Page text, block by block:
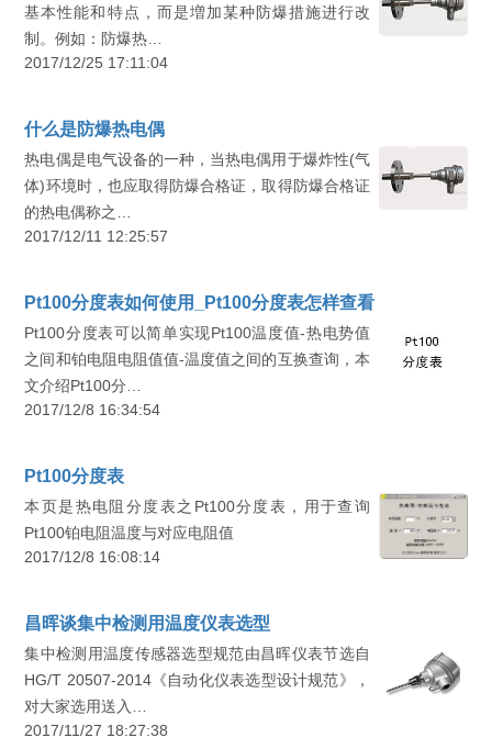
基本性能和特点，而是増加某种防爆措施进行改
制。例如：防爆热…
2017/12/25 17:11:04
什么是防爆热电偶
热电偶是电气设备的一种，当热电偶用于爆炸性(气
体)环境时，也应取得防爆合格证，取得防爆合格证
的热电偶称之…
2017/12/11 12:25:57
Pt100分度表如何使用_Pt100分度表怎样查看
Pt100分度表可以简单实现Pt100温度值-热电势值
之间和铂电阻电阻值值-温度值之间的互换查询，本
文介绍Pt100分…
2017/12/8 16:34:54
Pt100分度表
本页是热电阻分度表之Pt100分度表，用于查询
Pt100铂电阻温度与对应电阻值
2017/12/8 16:08:14
昌晖谈集中检测用温度仪表选型
集中检测用温度传感器选型规范由昌晖仪表节选自
HG/T 20507-2014《自动化仪表选型设计规范》，
对大家选用送入…
2017/11/27 18:27:38